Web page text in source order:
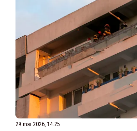
29 mai 2026, 14:25